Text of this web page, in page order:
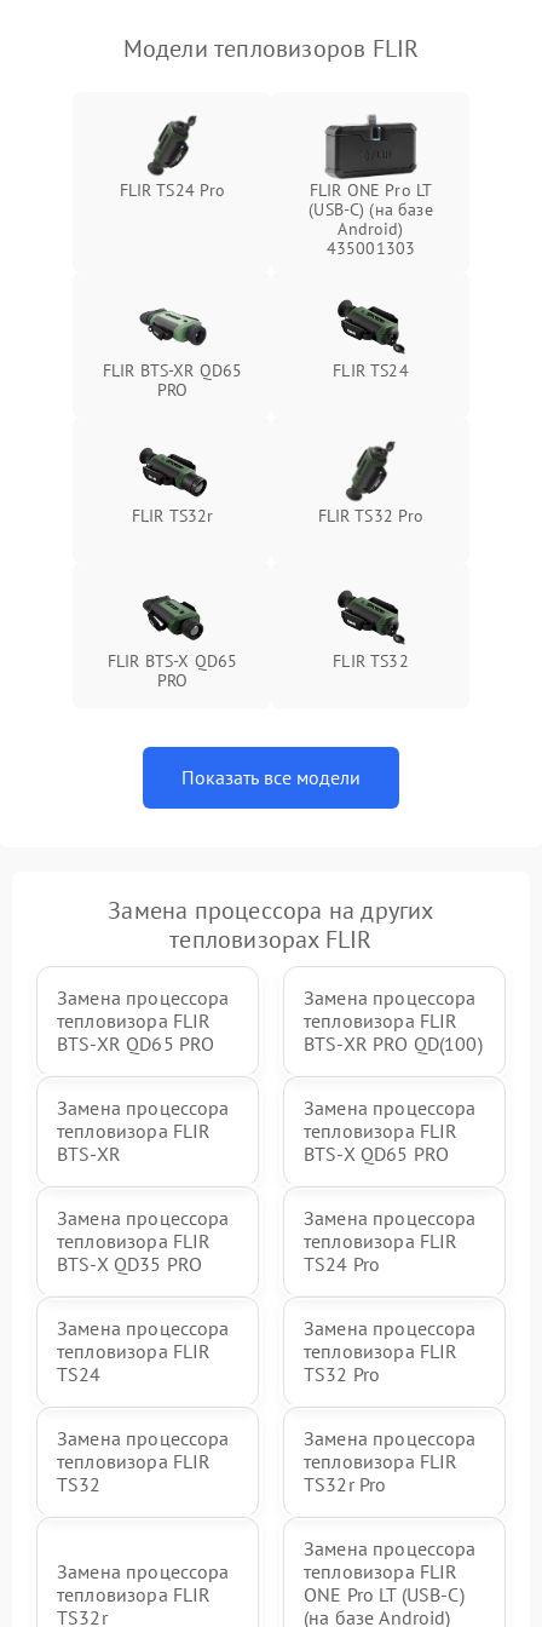
Модели тепловизоров FLIR
FLIR TS24 Pro
FLIR ONE Pro LT
(USB-C) (на базе
Android)
435001303
FLIR BTS-XR QD65
PRO
FLIR TS24
FLIR TS32r FLIR TS32 Pro
FLIR BTS-X QD65
PRO
FLIR TS32
Показать все модели
Замена процессора на других
тепловизорах FLIR
Замена процессора
тепловизора FLIR
BTS-XR QD65 PRO
Замена процессора
тепловизора FLIR
BTS-XR PRO QD(100)
Замена процессора
тепловизора FLIR
BTS-XR
Замена процессора
тепловизора FLIR
BTS-X QD65 PRO
Замена процессора
тепловизора FLIR
BTS-X QD35 PRO
Замена процессора
тепловизора FLIR
TS24 Pro
Замена процессора
тепловизора FLIR
TS24
Замена процессора
тепловизора FLIR
TS32 Pro
Замена процессора
тепловизора FLIR
TS32
Замена процессора
тепловизора FLIR
TS32r Pro
Замена процессора
тепловизора FLIR
TS32r
Замена процессора
тепловизора FLIR
ONE Pro LT (USB-C)
(на базе Android)